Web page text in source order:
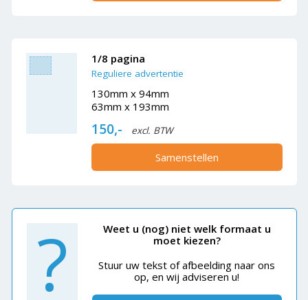
1/8 pagina
Reguliere advertentie
130mm x 94mm
63mm x 193mm
150,- excl. BTW
Samenstellen
?
Weet u (nog) niet welk formaat u
moet kiezen?
Stuur uw tekst of afbeelding naar ons
op, en wij adviseren u!